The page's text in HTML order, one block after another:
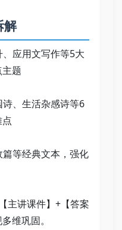
解
、应用文写作等5大
主题
诗、生活杂感诗等6
点
篇等经典文本，强化
主讲课件】+【答案
维巩固。